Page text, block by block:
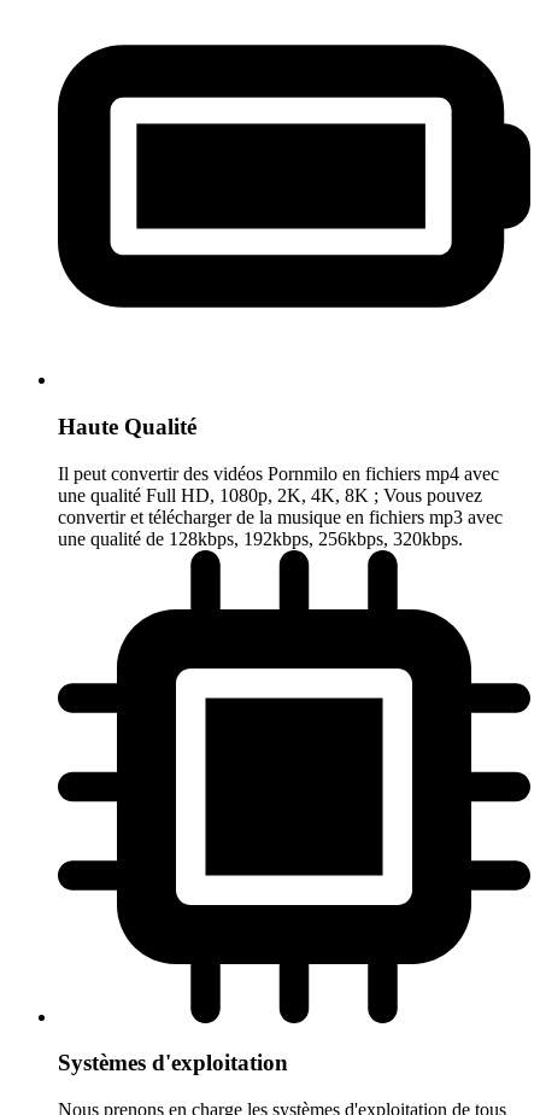
Haute Qualité
Il peut convertir des vidéos Pornmilo en fichiers mp4 avec
une qualité Full HD, 1080p, 2K, 4K, 8K ; Vous pouvez
convertir et télécharger de la musique en fichiers mp3 avec
une qualité de 128kbps, 192kbps, 256kbps, 320kbps.
Systèmes d'exploitation
Nous prenons en charge les systèmes d'exploitation de tous